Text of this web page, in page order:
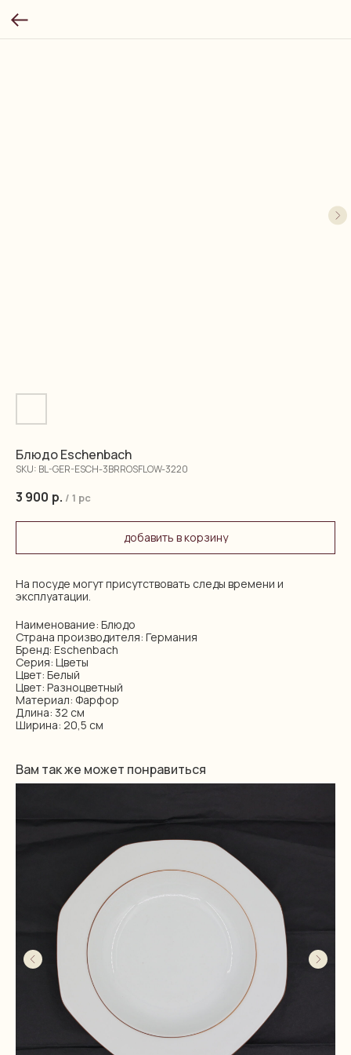
Блюдо Eschenbach
SKU: BL-GER-ESCH-3BRROSFLOW-3220
3 900 р. / 1 pc
добавить в корзину
На посуде могут присутствовать следы времени и
эксплуатации.
Наименование: Блюдо
Страна производителя: Германия
Бренд: Eschenbach
Серия: Цветы
Цвет: Белый
Цвет: Разноцветный
Материал: Фарфор
Длина: 32 см
Ширина: 20,5 см
Вам так же может понравиться